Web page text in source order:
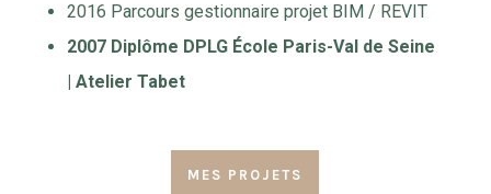
2016 Parcours gestionnaire projet BIM / REVIT
2007 Diplôme DPLG École Paris-Val de Seine
| Atelier Tabet
MES PROJETS